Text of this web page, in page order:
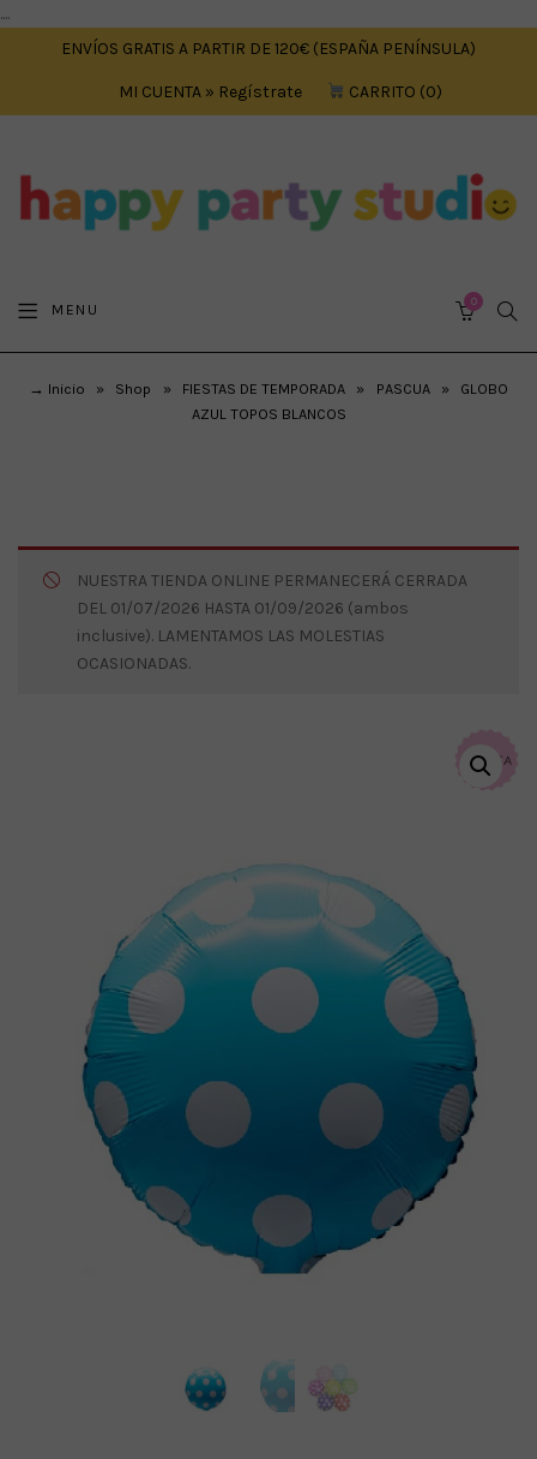
....
ENVÍOS GRATIS A PARTIR DE 120€ (ESPAÑA PENÍNSULA)
MI CUENTA » Regístrate CARRITO 0
MENU 0
→ Inicio » Shop » FIESTAS DE TEMPORADA » PASCUA »
GLOBO
AZUL TOPOS BLANCOS
NUESTRA TIENDA ONLINE PERMANECERÁ CERRADA
DEL 01/07/2026 HASTA 01/09/2026 (ambos
inclusive). LAMENTAMOS LAS MOLESTIAS
OCASIONADAS.